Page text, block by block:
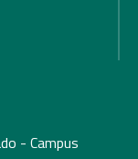
- Campus